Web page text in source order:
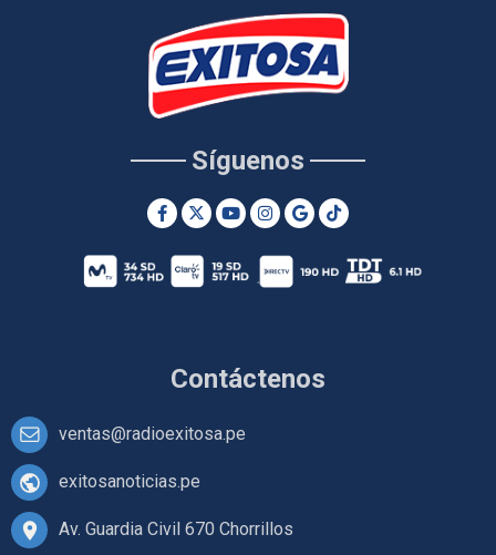
Contáctenos
ventas@radioexitosa.pe
exitosanoticias.pe
Av. Guardia Civil 670 Chorrillos
Síguenos